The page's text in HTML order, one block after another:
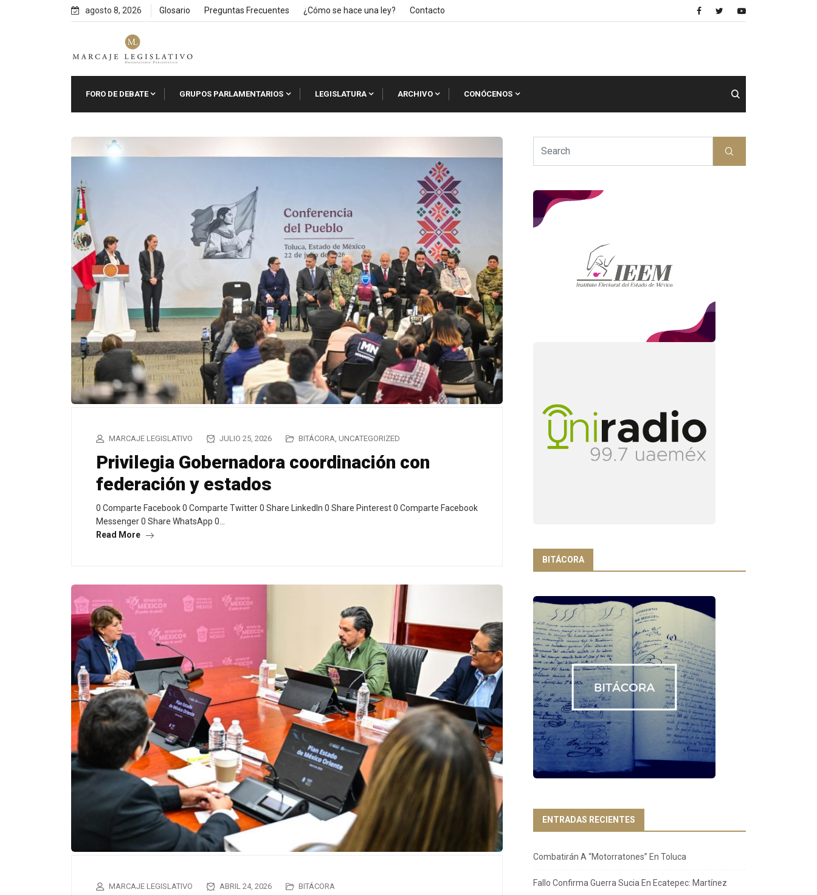
agosto 8, 2026 Glosario Preguntas Frecuentes ¿Cómo se hace una ley? Contacto
FORO DE DEBATE GRUPOS PARLAMENTARIOS LEGISLATURA ARCHIVO CONÓCENOS
MARCAJE LEGISLATIVO JULIO 25, 2026 BITÁCORA, UNCATEGORIZED
Privilegia Gobernadora coordinación con
federación y estados
0 Comparte Facebook 0 Comparte Twitter 0 Share LinkedIn 0 Share Pinterest 0 Comparte Facebook
Messenger 0 Share WhatsApp 0…
Read More
MARCAJE LEGISLATIVO ABRIL 24, 2026 BITÁCORA
BITÁCORA
ENTRADAS RECIENTES
Combatirán A “Motorratones” En Toluca
Fallo Confirma Guerra Sucia En Ecatepec: Martínez